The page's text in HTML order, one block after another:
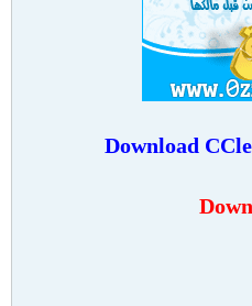
Download